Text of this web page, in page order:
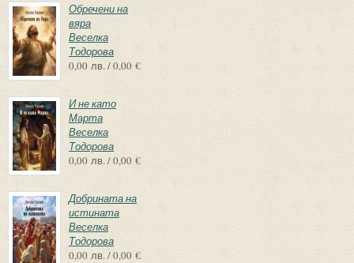
Обречени на
вяра
Веселка
Тодорова
0,00 лв. / 0,00 €
И не като
Марта
Веселка
Тодорова
0,00 лв. / 0,00 €
Добрината на
истината
Веселка
Тодорова
0,00 лв. / 0,00 €